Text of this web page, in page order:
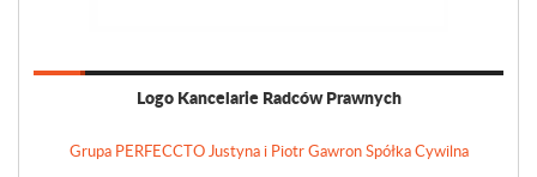
Logo Kancelarie Radców Prawnych
Grupa PERFECCTO Justyna i Piotr Gawron Spółka Cywilna